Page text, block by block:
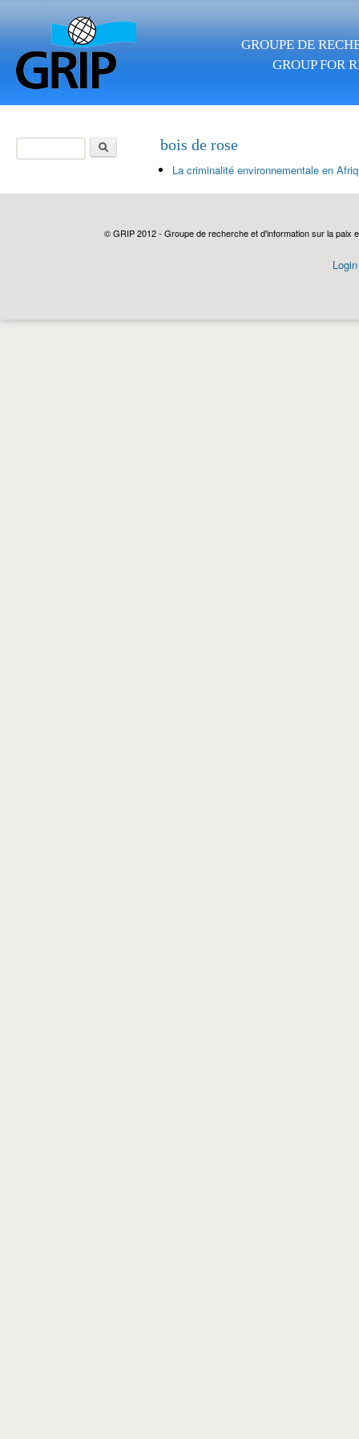
GROUPE DE
GROUP FOR
bois de rose
La criminalité environnementale en
Search form
© GRIP 2012 - Groupe de recherche et d'information sur la paix
Login